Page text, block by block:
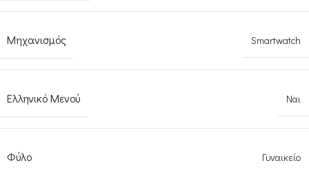
Μηχανισμός Smartwatch
Ελληνικό Μενού Ναι
Φύλο Γυναικείο